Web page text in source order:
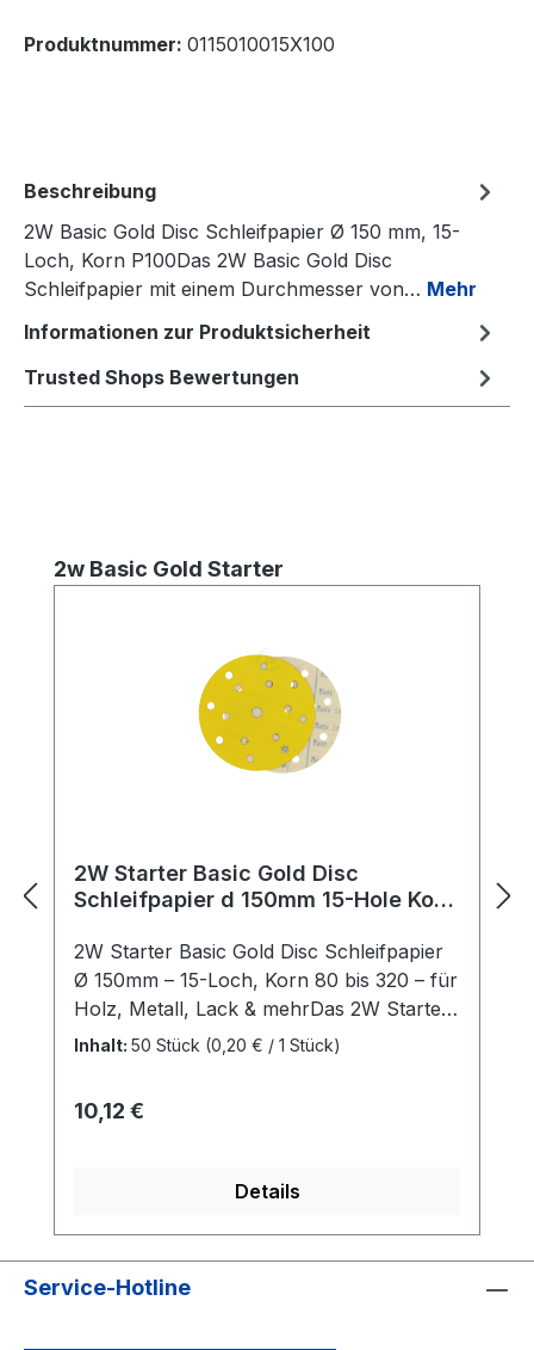
Produktnummer: 0115010015X100
Beschreibung
2W Basic Gold Disc Schleifpapier Ø 150 mm, 15-
Loch, Korn P100Das 2W Basic Gold Disc
Schleifpapier mit einem Durchmesser von… Mehr
Informationen zur Produktsicherheit
Trusted Shops Bewertungen
Produktgalerie überspringen
2w Basic Gold Starter
2W Starter Basic Gold Disc
Schleifpapier d 150mm 15-Hole Korn
2W Starter Basic Gold Disc Schleifpapier
Ø 150mm – 15-Loch, Korn 80 bis 320 – für
Holz, Metall, Lack & mehrDas 2W Starter
Basic Gold Disc Schleifpapier mit einem
Einsatz auf Holz, Lack, Füller, Spachtel,
Die hochwertigen Schleifscheiben
Maschinenschliff mit hoher
Abtragsleistung und langer
Lebensdauer.Effizientes Schleifergebnis
Inhalt: 50 Stück (0,20 € / 1 Stück)
Regulärer Preis:
10,12 €
Details
Service-Hotline